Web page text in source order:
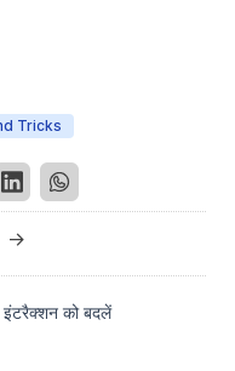
Tricks
→
को बदलें